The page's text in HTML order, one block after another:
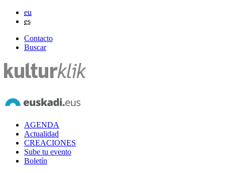
eu
es
Contacto
Buscar
AGENDA
Actualidad
CREACIONES
Sube tu evento
Boletín